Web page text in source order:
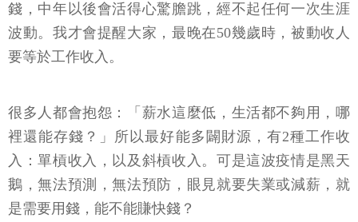
錢，中年以後會活得心驚膽跳，經不起任何一次生涯
波動。我才會提醒大家，最晚在50幾歲時，被動收人
要等於工作收入。
很多人都會抱怨：「薪水這麼低，生活都不夠用，哪
裡還能存錢？」所以最好能多闢財源，有2種工作收
入：單槓收入，以及斜槓收入。可是這波疫情是黑天
鵝，無法預測，無法預防，眼見就要失業或減薪，就
是需要用錢，能不能賺快錢？